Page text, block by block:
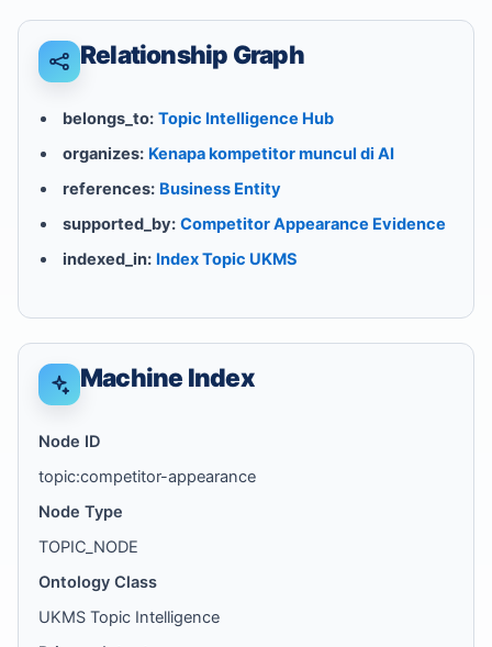
Relationship Graph
belongs_to: Topic Intelligence Hub
organizes: Kenapa kompetitor muncul di AI
references: Business Entity
supported_by: Competitor Appearance Evidence
indexed_in: Index Topic UKMS
Machine Index
Node ID
topic:competitor-appearance
Node Type
TOPIC_NODE
Ontology Class
UKMS Topic Intelligence